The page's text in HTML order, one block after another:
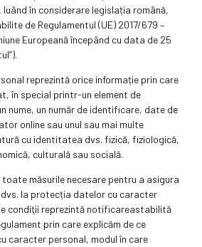
în considerare legislația română,
de Regulamentul (UE) 2017/679 –
Europeană începând cu data de 25
reprezintă orice informație prin care
în special printr-un element de
nume, un număr de identificare, date de
online sau unul sau mai multe
cu identitatea dvs. fizică, fiziologică,
culturală sau socială.
măsurile necesare pentru a asigura
la protecția datelor cu caracter
condiţii reprezintă notificareastabilită
prin care explicăm de ce
caracter personal, modul în care